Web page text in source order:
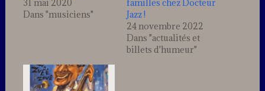
31 mai 2020
Dans "musiciens"
familles chez Docteur
Jazz !
24 novembre 2022
Dans "actualités et
billets d'humeur"